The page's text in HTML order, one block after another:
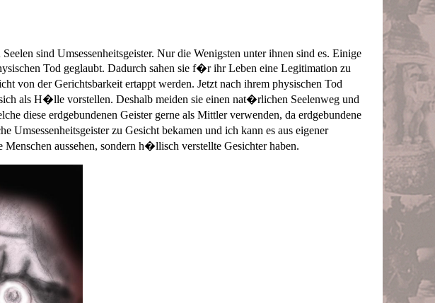
sind Umsessenheitsgeister. Nur die Wenigsten unter ihnen sind es. Einige
Tod geglaubt. Dadurch sahen sie f�r ihr Leben eine Legitimation zu
von der Gerichtsbarkeit ertappt werden. Jetzt nach ihrem physischen Tod
als H�lle vorstellen. Deshalb meiden sie einen nat�rlichen Seelenweg und
diese erdgebundenen Geister gerne als Mittler verwenden, da erdgebundene
zu Gesicht bekamen und ich kann es aus eigener
aussehen, sondern h�llisch verstellte Gesichter haben.